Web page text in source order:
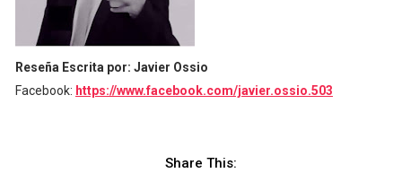
Reseña Escrita por: Javier Ossio
Facebook: https://www.facebook.com/javier.ossio.503
Share This: